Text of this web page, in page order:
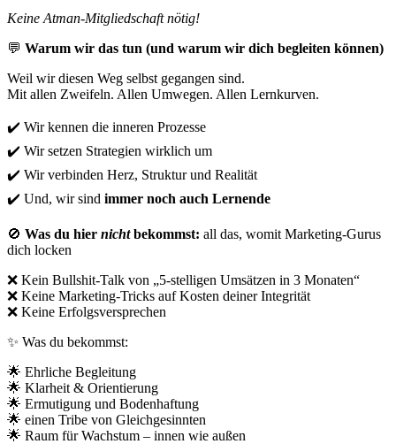
Keine Atman-Mitgliedschaft nötig!
💬 Warum wir das tun (und warum wir dich begleiten können)
Weil wir diesen Weg selbst gegangen sind.
Mit allen Zweifeln. Allen Umwegen. Allen Lernkurven.
✔️ Wir kennen die inneren Prozesse
✔️ Wir setzen Strategien wirklich um
✔️ Wir verbinden Herz, Struktur und Realität
✔️ Und, wir sind immer noch auch Lernende
🚫 Was du hier nichtbekommst: all das, womit Marketing-Gurus
dich locken
❌ Kein Bullshit-Talk von „5-stelligen Umsätzen in 3 Monaten“
❌ Keine Marketing-Tricks auf Kosten deiner Integrität
❌ Keine Erfolgsversprechen
✨ Was du bekommst:
🌟 Ehrliche Begleitung
🌟 Klarheit & Orientierung
🌟 Ermutigung und Bodenhaftung
🌟 einen Tribe von Gleichgesinnten
🌟 Raum für Wachstum – innen wie außen